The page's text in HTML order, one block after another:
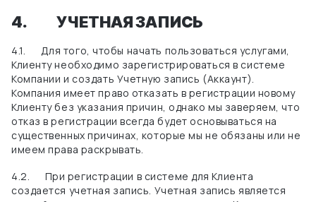
4. УЧЕТНАЯ ЗАПИСЬ
4.1.
Для того, чтобы начать пользоваться услугами,
Клиенту необходимо зарегистрироваться в системе
Компании и создать Учетную запись (Аккаунт).
Компания имеет право отказать в регистрации новому
Клиенту без указания причин, однако мы заверяем, что
отказ в регистрации всегда будет основываться на
существенных причинах, которые мы не обязаны или не
имеем права раскрывать.
4.2.
При регистрации в системе для Клиента
создается учетная запись. Учетная запись является